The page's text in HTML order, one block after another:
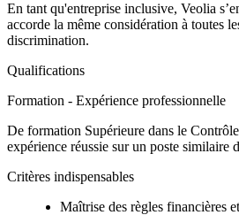
En tant qu'entreprise inclusive, Veolia
accorde la même considération à toutes
discrimination.
Qualifications
Formation - Expérience professionnelle
De formation Supérieure dans le
expérience réussie sur un poste similaire
Critères indispensables
Maîtrise des règles financières